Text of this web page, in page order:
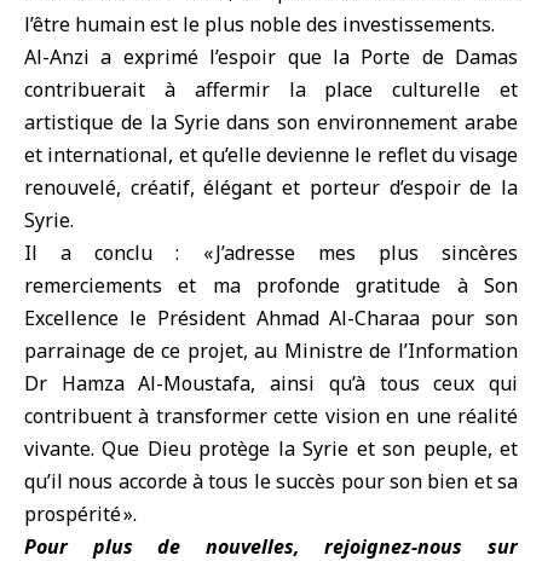
l’être humain est le plus noble des investissements.
Al-Anzi a exprimé l’espoir que la Porte de Damas
contribuerait à affermir la place culturelle et
artistique de la Syrie dans son environnement arabe
et international, et qu’elle devienne le reflet du visage
renouvelé, créatif, élégant et porteur d’espoir de la
Syrie.
Il a conclu : « J’adresse mes plus sincères
remerciements et ma profonde gratitude à Son
Excellence le Président Ahmad Al-Charaa pour son
parrainage de ce projet, au Ministre de l’Information
Dr Hamza Al-Moustafa, ainsi qu’à tous ceux qui
contribuent à transformer cette vision en une réalité
vivante. Que Dieu protège la Syrie et son peuple, et
qu’il nous accorde à tous le succès pour son bien et sa
prospérité ».
Pour plus de nouvelles, rejoignez-nous sur